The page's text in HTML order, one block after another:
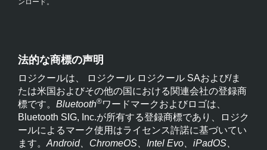
ンロード。
法的な商標の声明
ロジクールは、 ロジクール ロジクール SAおよび/ま
たは米国およびその他の国における関連会社の登録商
標です。 Bluetooth®ワードマークおよびロゴは、
Bluetooth SIG, Inc.が所有する登録商標であり、ロジク
ールによるマーク使用はライセンス許諾に基づいてい
ます。 Android、ChromeOS、Intel Evo、iPadOS、